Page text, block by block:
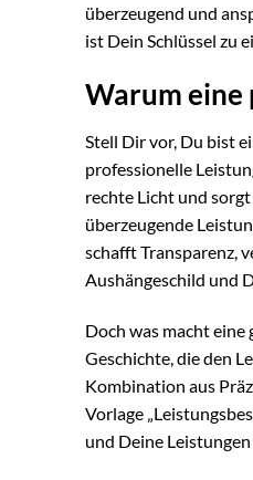
überzeugend und
ist Dein Schlüssel zu
Warum eine
Stell Dir vor, Du bist
professionelle
rechte Licht und
überzeugende
schafft Transparenz,
Aushängeschild und
Doch was macht eine
Geschichte, die den
Kombination aus
Vorlage
und Deine